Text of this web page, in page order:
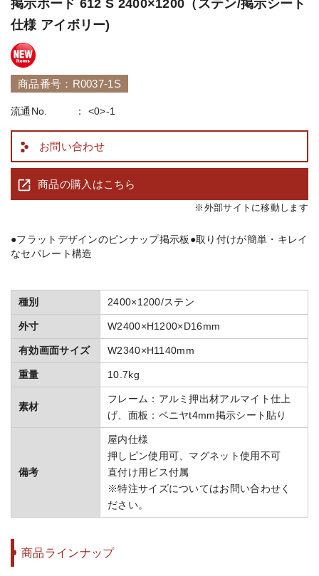
掲示ボード 612 S 2400×1200（ステン/掲示シート
仕様 アイボリー)
商品番号：R0037-1S
流通No. <0>-1
お問い合わせ
商品の購入はこちら
※外部サイトに移動します
●フラットデザインのピンナップ掲示板 ●取り付けが簡単・キレイ
なセパレート構造
種別 2400×1200/ステン
外寸 W2400×H1200×D16mm
有効画面サイズ W2340×H1140mm
重量 10.7kg
素材
フレーム：アルミ押出材アルマイト仕上
げ、面板：ベニヤt4mm掲示シート貼り
備考
屋内仕様
押しピン使用可、マグネット使用不可
直付け用ビス付属
※特注サイズについてはお問い合わせく
ださい。
商品ラインナップ